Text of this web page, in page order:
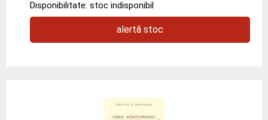
Disponibilitate: stoc indisponibil
alertă stoc